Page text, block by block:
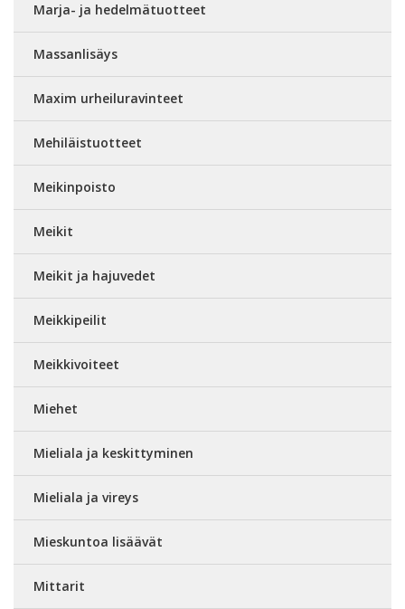
Marja- ja hedelmätuotteet
Massanlisäys
Maxim urheiluravinteet
Mehiläistuotteet
Meikinpoisto
Meikit
Meikit ja hajuvedet
Meikkipeilit
Meikkivoiteet
Miehet
Mieliala ja keskittyminen
Mieliala ja vireys
Mieskuntoa lisäävät
Mittarit